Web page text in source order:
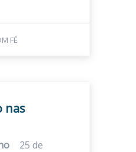
FÉ
nas
25 de